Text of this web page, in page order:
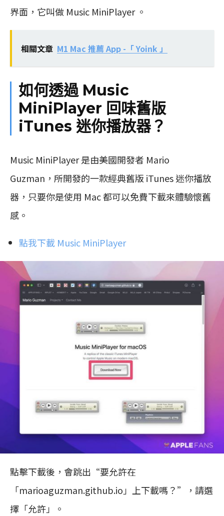
界面，它叫做 Music MiniPlayer 。
相關文章 M1 Mac 推薦 App -「 Yoink 」
如何透過 Music
MiniPlayer 回味舊版
iTunes 迷你播放器？
Music MiniPlayer 是由美國開發者 Mario
Guzman，所開發的一款經典舊版 iTunes 迷你播放
器，只要你是使用 Mac 都可以免費下載來體驗懷舊
感。
點我下載 Music MiniPlayer
點擊下載後，會跳出“要允許在
「marioaguzman.github.io」上下載嗎？”，請選
擇「允許」。